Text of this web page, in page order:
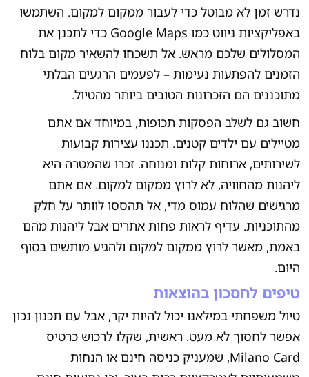
נדרש זמן לא מבוטל כדי לעבור ממקום למקום. השתמשו
באפליקציות ניווט כמו Google Maps כדי לתכנן את
המסלולים שלכם מראש. אל תשכחו להשאיר מקום בלוח
הזמנים להפתעות נעימות – לפעמים הרגעים הבלתי
מתוכננים הם הזכרונות הטובים ביותר מהטיול.
חשוב גם לשלב הפסקות תכופות, במיוחד אם אתם
מטיילים עם ילדים קטנים. תכננו עצירות קבועות
לשירותים, ארוחות קלות ומנוחה. זכרו שהמטרה היא
ליהנות מהחוויה, לא לרוץ ממקום למקום. אם אתם
מרגישים שהלוח עמוס מדי, אל תהססו לוותר על חלק
מהתוכניות. עדיף לראות פחות אתרים אבל ליהנות מהם
באמת, מאשר לרוץ ממקום למקום ולהגיע מותשים בסוף
היום.
טיפים לחסכון בהוצאות
טיול משפחתי במילאנו יכול להיות יקר, אבל עם תכנון נכון
אפשר לחסוך לא מעט. ראשית, שקלו לרכוש כרטיס
Milano Card, שמעניק כניסה חינם או הנחות